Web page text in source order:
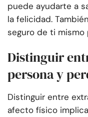
puede ayudarte a
la felicidad.
seguro de ti mismo
Distinguir
persona y
Distinguir entre
afecto físico